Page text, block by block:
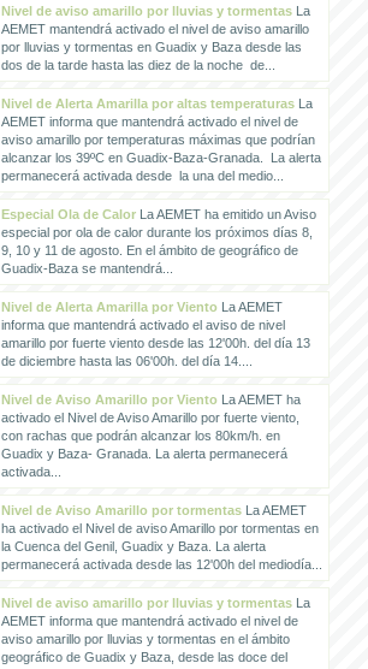
Nivel de aviso amarillo por lluvias y tormentasLa
AEMET mantendrá activado el nivel de aviso amarillo
por lluvias y tormentas en Guadix y Baza desde las
dos de la tarde hasta las diez de la noche de...
Nivel de Alerta Amarilla por altas temperaturasLa
AEMET informa que mantendrá activado el nivel de
aviso amarillo por temperaturas máximas que podrían
alcanzar los 39ºC en Guadix-Baza-Granada. La alerta
permanecerá activada desde la una del medio...
Especial Ola de CalorLa AEMET ha emitido un Aviso
especial por ola de calor durante los próximos días 8,
9, 10 y 11 de agosto. En el ámbito de geográfico de
Guadix-Baza se mantendrá...
Nivel de Alerta Amarilla por VientoLa AEMET
informa que mantendrá activado el aviso de nivel
amarillo por fuerte viento desde las 12'00h. del día 13
de diciembre hasta las 06'00h. del día 14....
Nivel de Aviso Amarillo por VientoLa AEMET ha
activado el Nivel de Aviso Amarillo por fuerte viento,
con rachas que podrán alcanzar los 80km/h. en
Guadix y Baza- Granada. La alerta permanecerá
activada...
Nivel de Aviso Amarillo por tormentasLa AEMET
ha activado el Nivel de aviso Amarillo por tormentas en
la Cuenca del Genil, Guadix y Baza. La alerta
permanecerá activada desde las 12'00h del mediodía...
Nivel de aviso amarillo por lluvias y tormentasLa
AEMET informa que mantendrá activado el nivel de
aviso amarillo por lluvias y tormentas en el ámbito
geográfico de Guadix y Baza, desde las doce del